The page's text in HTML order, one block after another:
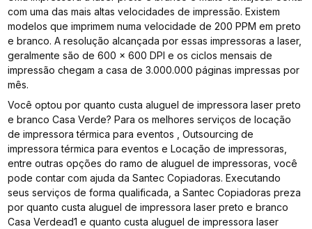
com uma das mais altas velocidades de impressão. Existem
modelos que imprimem numa velocidade de 200 PPM em preto
e branco. A resolução alcançada por essas impressoras a laser,
geralmente são de 600 x 600 DPI e os ciclos mensais de
impressão chegam a casa de 3.000.000 páginas impressas por
mês.
Você optou por quanto custa aluguel de impressora laser preto
e branco Casa Verde? Para os melhores serviços de locação
de impressora térmica para eventos , Outsourcing de
impressora térmica para eventos e Locação de impressoras,
entre outras opções do ramo de aluguel de impressoras, você
pode contar com ajuda da Santec Copiadoras. Executando
seus serviços de forma qualificada, a Santec Copiadoras preza
por quanto custa aluguel de impressora laser preto e branco
Casa Verdead1 e quanto custa aluguel de impressora laser